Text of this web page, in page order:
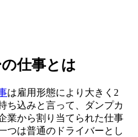
仕事とは
は雇用形態により大きく2
ち込みと言って、ダンプカ
業から割り当てられた仕事
つは普通のドライバーとし